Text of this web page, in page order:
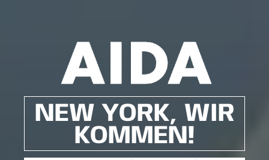
NEW YORK, WIR
KOMMEN!